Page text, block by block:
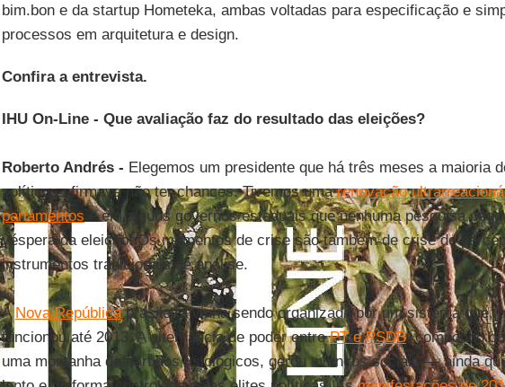
bim.bon e da startup Hometeka, ambas voltadas para especificação e
processos em arquitetura e design.
Confira a entrevista.
IHU On-Line - Que avaliação faz do resultado das eleições?
Roberto Andrés - Elegemos um presidente que há três meses a maioria
políticos afirmava não ter chances. Tivemos umarenovação
parlamentos e em alguns governos estaduais que nenhuma pesquisa
véspera da eleição. Os momentos de crise são também de crise de
instrumentos tradicionais de análise.
ANova Repúblicabrasileira vinha sendo organizada por um sistema que,
funcionou até 2013. A alternância de poder entrePT e PSDB, compondo
uma montanha de partidos fisiológicos, gerou avanços sociais — ainda